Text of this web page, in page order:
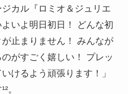
カル『ロミオ＆ジュリエ
いよ明日初日！ どんな初
止まりません！ みんなが
がすごく嬉しい！ プレッ
けるよう頑張ります！」
。